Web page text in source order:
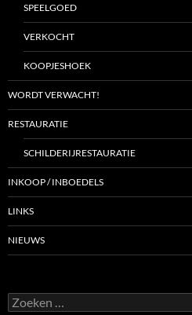
SPEELGOED
VERKOCHT
KOOPJESHOEK
WORDT VERWACHT!
RESTAURATIE
SCHILDERIJRESTAURATIE
INKOOP / INBOEDELS
LINKS
NIEUWS
Zoeken